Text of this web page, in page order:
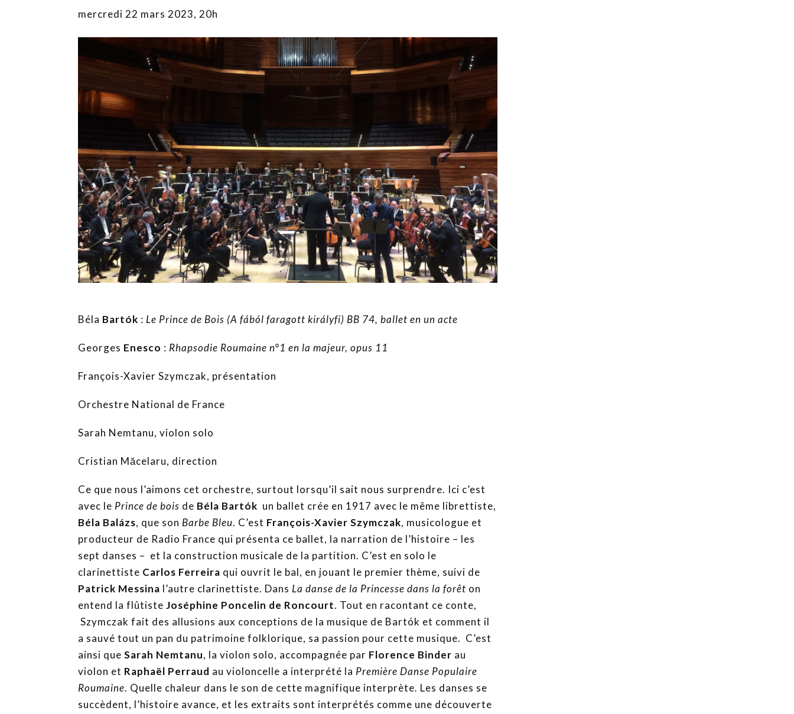
mercredi 22 mars 2023, 20h
Béla Bartók : Le Prince de Bois (A fából faragott királyfi) BB 74, ballet en un acte
Georges Enesco : Rhapsodie Roumaine n°1 en la majeur, opus 11
François-Xavier Szymczak, présentation
Orchestre National de France
Sarah Nemtanu, violon solo
Cristian Măcelaru, direction
Ce que nous l’aimons cet orchestre, surtout lorsqu’il sait nous surprendre. Ici c’est
avec le Prince de bois de Béla Bartók un ballet crée en 1917 avec le même librettiste,
Béla Balázs, que son Barbe Bleu. C’est François-Xavier Szymczak, musicologue et
producteur de Radio France qui présenta ce ballet, la narration de l’histoire – les
sept danses – et la construction musicale de la partition. C’est en solo le
clarinettiste Carlos Ferreira qui ouvrit le bal, en jouant le premier thème, suivi de
Patrick Messina l’autre clarinettiste. Dans La danse de la Princesse dans la forêt on
entend la flûtiste Joséphine Poncelin de Roncourt. Tout en racontant ce conte,
Szymczak fait des allusions aux conceptions de la musique de Bartók et comment il
a sauvé tout un pan du patrimoine folklorique, sa passion pour cette musique. C’est
ainsi que Sarah Nemtanu, la violon solo, accompagnée par Florence Binder au
violon et Raphaël Perraud au violoncelle a interprété la Première Danse Populaire
Roumaine. Quelle chaleur dans le son de cette magnifique interprète. Les danses se
succèdent, l’histoire avance, et les extraits sont interprétés comme une découverte